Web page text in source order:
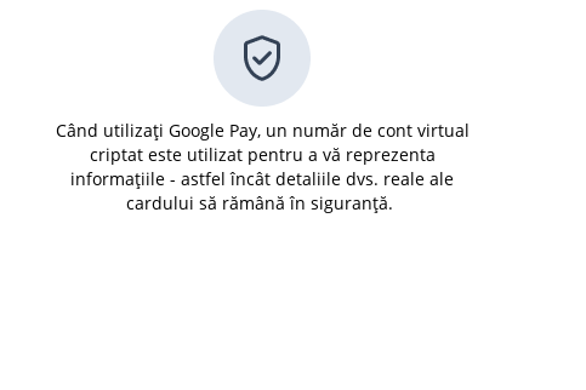
Când utilizați Google Pay, un număr de cont virtual
criptat este utilizat pentru a vă reprezenta
informațiile - astfel încât detaliile dvs. reale ale
cardului să rămână în siguranță.